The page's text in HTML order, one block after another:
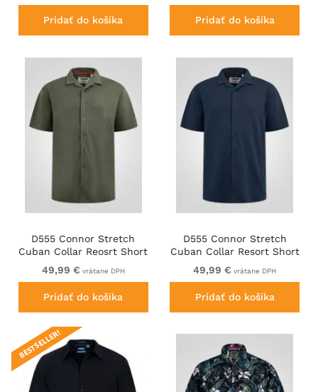
Pridať do košíka Pridať do košíka
D555 Connor Stretch
Cuban Collar Reosrt Short
Sleeve Shirt Khaki
49,99 € vrátane DPH
Pridať do košíka
D555 Connor Stretch
Cuban Collar Resort Short
Sleeve Shirt Navy
49,99 € vrátane DPH
Pridať do košíka
BESTSELLER!